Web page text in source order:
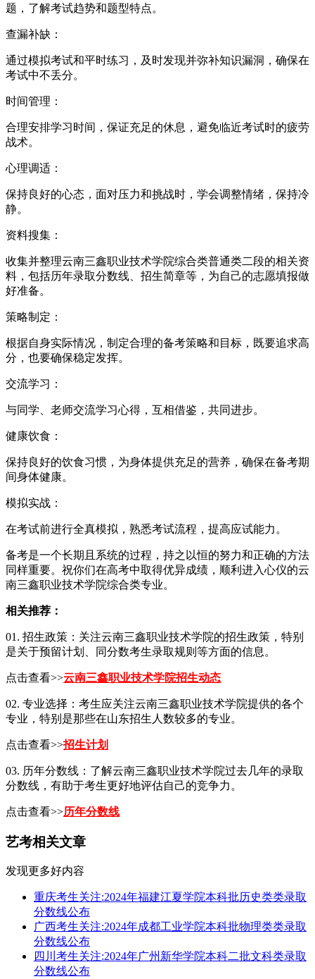
题，了解考试趋势和题型特点。
查漏补缺：
通过模拟考试和平时练习，及时发现并弥补知识漏洞，确保在
考试中不丢分。
时间管理：
合理安排学习时间，保证充足的休息，避免临近考试时的疲劳
战术。
心理调适：
保持良好的心态，面对压力和挑战时，学会调整情绪，保持冷
静。
资料搜集：
收集并整理云南三鑫职业技术学院综合类普通类二段的相关资
料，包括历年录取分数线、招生简章等，为自己的志愿填报做
好准备。
策略制定：
根据自身实际情况，制定合理的备考策略和目标，既要追求高
分，也要确保稳定发挥。
交流学习：
与同学、老师交流学习心得，互相借鉴，共同进步。
健康饮食：
保持良好的饮食习惯，为身体提供充足的营养，确保在备考期
间身体健康。
模拟实战：
在考试前进行全真模拟，熟悉考试流程，提高应试能力。
备考是一个长期且系统的过程，持之以恒的努力和正确的方法
同样重要。祝你们在高考中取得优异成绩，顺利进入心仪的云
南三鑫职业技术学院综合类专业。
相关推荐：
01. 招生政策：关注云南三鑫职业技术学院的招生政策，特别
是关于预留计划、同分数考生录取规则等方面的信息。
点击查看>>云南三鑫职业技术学院招生动态
02. 专业选择：考生应关注云南三鑫职业技术学院提供的各个
专业，特别是那些在山东招生人数较多的专业。
点击查看>>招生计划
03. 历年分数线：了解云南三鑫职业技术学院过去几年的录取
分数线，有助于考生更好地评估自己的竞争力。
点击查看>>历年分数线
艺考相关文章
发现更多好内容
重庆考生关注:2024年福建江夏学院本科批历史类类录取
分数线公布
广西考生关注:2024年成都工业学院本科批物理类类录取
分数线公布
四川考生关注:2024年广州新华学院本科二批文科类录取
分数线公布